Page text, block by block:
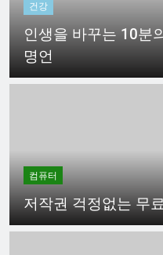
건강
인생을 바꾸는 10분
명언
컴퓨터
저작권 걱정없는 무